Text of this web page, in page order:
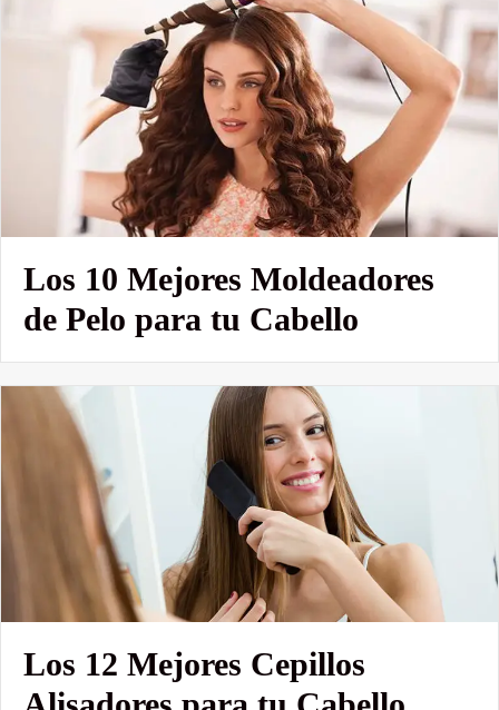
Los 10 Mejores Moldeadores
de Pelo para tu Cabello
Los 12 Mejores Cepillos